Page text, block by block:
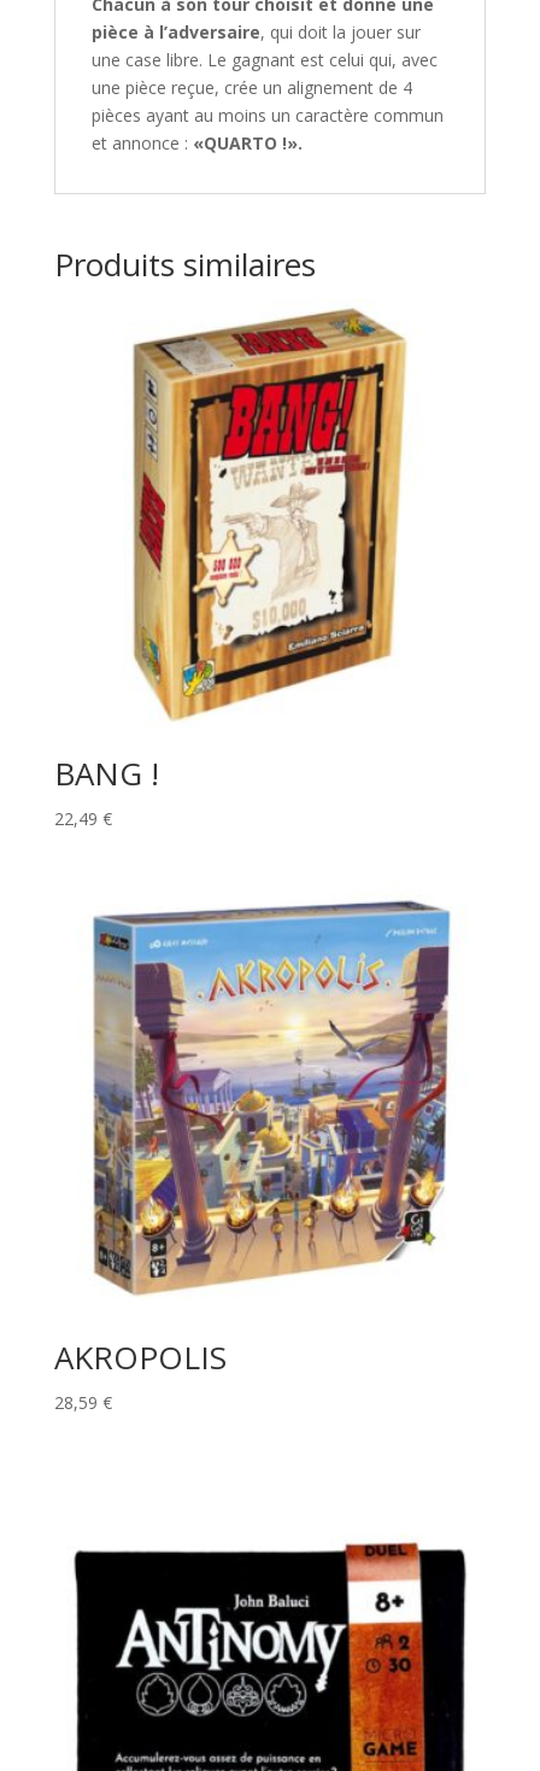
pièce à l’adversaire, qui doit la jouer sur
une case libre. Le gagnant est celui qui, avec
une pièce reçue, crée un alignement de 4
pièces ayant au moins un caractère commun
et annonce : «QUARTO !».
Produits similaires
BANG !
22,49 €
AKROPOLIS
28,59 €